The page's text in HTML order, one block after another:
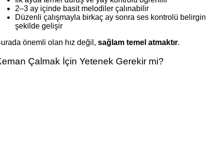
2–3 ay içinde basit melodiler çalınabilir
Düzenli çalışmayla birkaç ay sonra ses kontrolü belirgin
şekilde gelişir
önemli olan hız değil,sağlam temel atmaktır.
Çalmak İçin Yetenek Gerekir mi?